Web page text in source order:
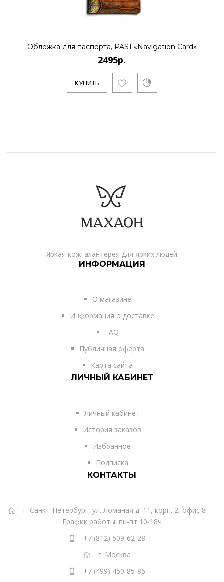
Обложка для паспорта, PAS1 «Navigation Card»
2495р.
КУПИТЬ
Яркая кожгалантерея для ярких людей
ИНФОРМАЦИЯ
О магазине
Информация о доставке
FAQ
Публичная оферта
Карта сайта
ЛИЧНЫЙ КАБИНЕТ
Личный кабинет
История заказов
Избранное
Подписка
КОНТАКТЫ
г. Санкт-Петербург, ул. Ломаная д. 11, корп. 2, офис 8
График работы: пн-пт 10-18ч
+7 (812) 509-62-28
г. Москва
+7 (499) 450-85-86